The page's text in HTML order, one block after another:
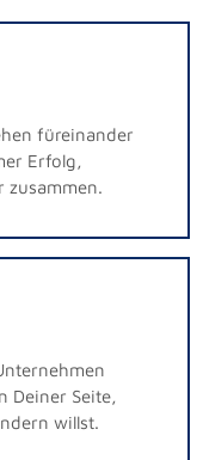
füreinander
Erfolg,
zusammen.
Deiner Seite,
willst.